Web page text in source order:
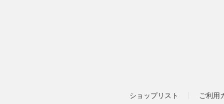
ショップリスト ご利用